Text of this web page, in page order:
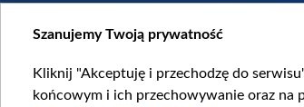
Szanujemy Twoją prywatność
Kliknij "Akceptuję i przechodzę do
końcowym i ich przechowywanie oraz na